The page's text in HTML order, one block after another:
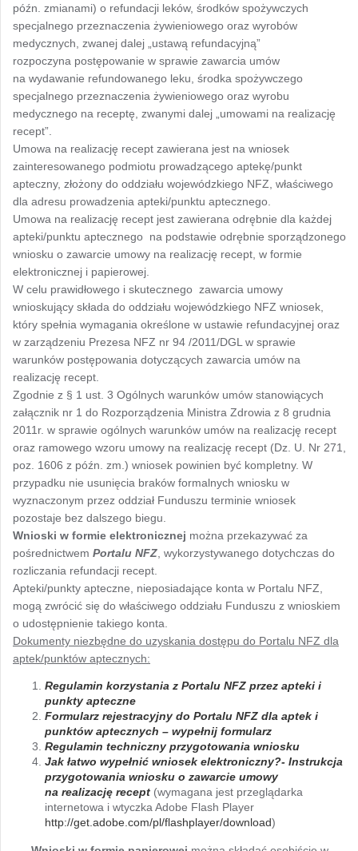
późn. zmianami) o refundacji leków, środków spożywczych
specjalnego przeznaczenia żywieniowego oraz wyrobów
medycznych, zwanej dalej „ustawą refundacyjną”
rozpoczyna postępowanie w sprawie zawarcia umów
na wydawanie refundowanego leku, środka spożywczego
specjalnego przeznaczenia żywieniowego oraz wyrobu
medycznego na receptę, zwanymi dalej „umowami na realizację
recept”.
Umowa na realizację recept zawierana jest na wniosek
zainteresowanego podmiotu prowadzącego aptekę/punkt
apteczny, złożony do oddziału wojewódzkiego NFZ, właściwego
dla adresu prowadzenia apteki/punktu aptecznego.
Umowa na realizację recept jest zawierana odrębnie dla każdej
apteki/punktu aptecznego na podstawie odrębnie sporządzonego
wniosku o zawarcie umowy na realizację recept, w formie
elektronicznej i papierowej.
W celu prawidłowego i skutecznego zawarcia umowy
wnioskujący składa do oddziału wojewódzkiego NFZ wniosek,
który spełnia wymagania określone w ustawie refundacyjnej oraz
w zarządzeniu Prezesa NFZ nr 94 /2011/DGL w sprawie
warunków postępowania dotyczących zawarcia umów na
realizację recept.
Zgodnie z § 1 ust. 3 Ogólnych warunków umów stanowiących
załącznik nr 1 do Rozporządzenia Ministra Zdrowia z 8 grudnia
2011r. w sprawie ogólnych warunków umów na realizację recept
oraz ramowego wzoru umowy na realizację recept (Dz. U. Nr 271,
poz. 1606 z późn. zm.) wniosek powinien być kompletny. W
przypadku nie usunięcia braków formalnych wniosku w
wyznaczonym przez oddział Funduszu terminie wniosek
pozostaje bez dalszego biegu.
Wnioski w formie elektronicznej można przekazywać za
pośrednictwem Portalu NFZ , wykorzystywanego dotychczas do
rozliczania refundacji recept.
Apteki/punkty apteczne, nieposiadające konta w Portalu NFZ,
mogą zwrócić się do właściwego oddziału Funduszu z wnioskiem
o udostępnienie takiego konta.
Dokumenty niezbędne do uzyskania dostępu do Portalu NFZ dla
aptek/punktów aptecznych:
Regulamin korzystania z Portalu NFZ przez apteki i
punkty apteczne
Formularz rejestracyjny do Portalu NFZ dla aptek i
punktów aptecznych – wypełnij formularz
Regulamin techniczny przygotowania wniosku
Jak łatwo wypełnić wniosek elektroniczny?- Instrukcja
przygotowania wniosku o zawarcie umowy
na realizację recept (wymagana jest przeglądarka
internetowa i wtyczka Adobe Flash Player
http://get.adobe.com/pl/flashplayer/download)